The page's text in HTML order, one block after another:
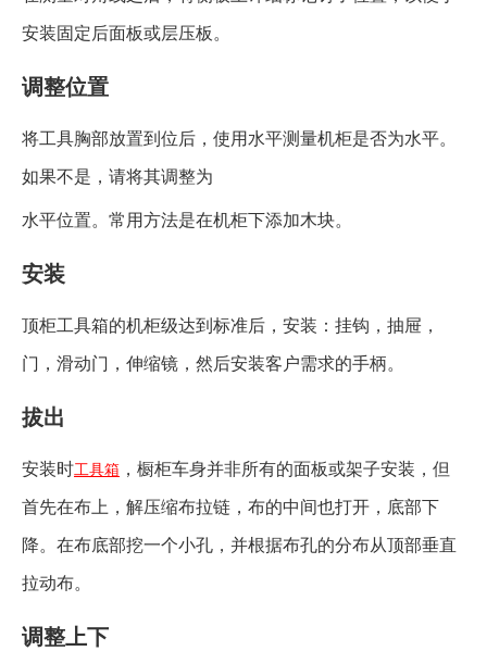
安装固定后面板或层压板。
调整位置
将工具胸部放置到位后，使用水平测量机柜是否为水平。
如果不是，请将其调整为
水平位置。常用方法是在机柜下添加木块。
安装
顶柜工具箱的机柜级达到标准后，安装：挂钩，抽屉，
门，滑动门，伸缩镜，然后安装客户需求的手柄。
拔出
安装时工具箱 ，橱柜车身并非所有的面板或架子安装，但
首先在布上，解压缩布拉链，布的中间也打开，底部下
降。在布底部挖一个小孔，并根据布孔的分布从顶部垂直
拉动布。
调整上下